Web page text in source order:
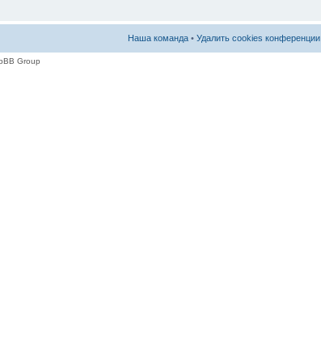
Наша команда • Удалить cookies конференции
Group